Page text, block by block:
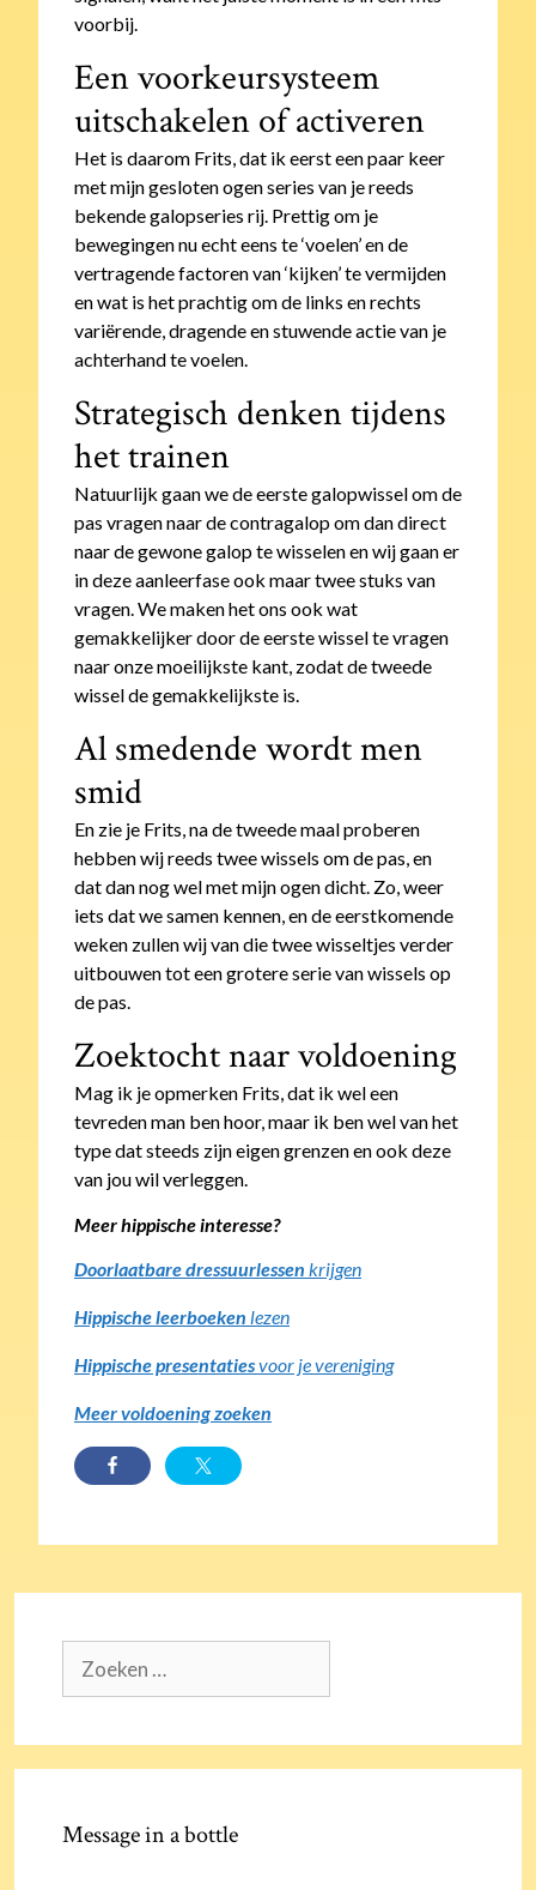
voorbij.
Een voorkeursysteem
uitschakelen of activeren
Het is daarom Frits, dat ik eerst een paar keer
met mijn gesloten ogen series van je reeds
bekende galopseries rij. Prettig om je
bewegingen nu echt eens te ‘voelen’ en de
vertragende factoren van ‘kijken’ te vermijden
en wat is het prachtig om de links en rechts
variërende, dragende en stuwende actie van je
achterhand te voelen.
Strategisch denken tijdens
het trainen
Natuurlijk gaan we de eerste galopwissel om de
pas vragen naar de contragalop om dan direct
naar de gewone galop te wisselen en wij gaan er
in deze aanleerfase ook maar twee stuks van
vragen. We maken het ons ook wat
gemakkelijker door de eerste wissel te vragen
naar onze moeilijkste kant, zodat de tweede
wissel de gemakkelijkste is.
Al smedende wordt men
smid
En zie je Frits, na de tweede maal proberen
hebben wij reeds twee wissels om de pas, en
dat dan nog wel met mijn ogen dicht. Zo, weer
iets dat we samen kennen, en de eerstkomende
weken zullen wij van die twee wisseltjes verder
uitbouwen tot een grotere serie van wissels op
de pas.
Zoektocht naar voldoening
Mag ik je opmerken Frits, dat ik wel een
tevreden man ben hoor, maar ik ben wel van het
type dat steeds zijn eigen grenzen en ook deze
van jou wil verleggen.
Meer hippische interesse?
Doorlaatbare dressuurlessen krijgen
Hippische leerboeken lezen
Hippische presentatiesvoor je vereniging
Meer voldoening zoeken
naar:
Message in a bottle